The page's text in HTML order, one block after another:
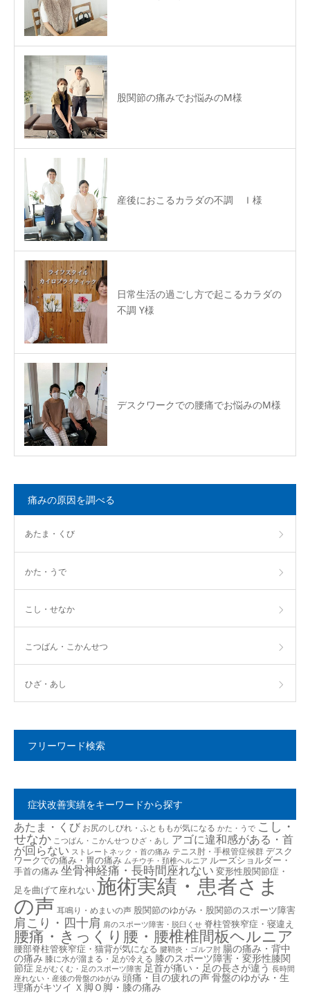
股関節の痛みでお悩みのM様
産後におこるカラダの不調 Ｉ様
日常生活の過ごし方で起こるカラダの
不調 Y様
デスクワークでの腰痛でお悩みのM様
痛みの原因を調べる
あたま・くび
かた・うで
こし・せなか
こつばん・こかんせつ
ひざ・あし
フリーワード検索
症状改善実績をキーワードから探す
あたま・くび お尻のしびれ・ふとももが気になる かた・うで こし・
せなか こつばん・こかんせつ ひざ・あし アゴに違和感がある・首
が回らない ストレートネック・首の痛み テニス肘・手根管症候群デスク
ワークでの痛み・胃の痛み ムチウチ・頚椎ヘルニア ルーズショルダー・
手首の痛み坐骨神経痛・長時間座れない 変形性股関節症・
足を曲げて座れない施術実績・患者さま
の声 耳鳴り・めまいの声 股関節のゆがみ・股関節のスポーツ障害
肩こり・四十肩 肩のスポーツ障害・脱臼くせ 脊柱管狭窄症・寝違え
腰痛・きっくり腰・腰椎椎間板ヘルニア
腰部脊柱管狭窄症・猫背が気になる 腱鞘炎・ゴルフ肘 腸の痛み・背中
の痛み 膝に水が溜まる・足が冷える 膝のスポーツ障害・変形性膝関
節症 足がむくむ・足のスポーツ障害 足首が痛い・足の長さが違う 長時間
座れない・産後の骨盤のゆがみ 頭痛・目の疲れの声骨盤のゆがみ・生
理痛がキツイ Ｘ脚Ｏ脚・膝の痛み